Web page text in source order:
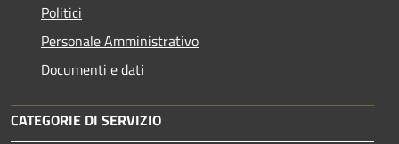
Politici
Personale Amministrativo
Documenti e dati
CATEGORIE DI SERVIZIO